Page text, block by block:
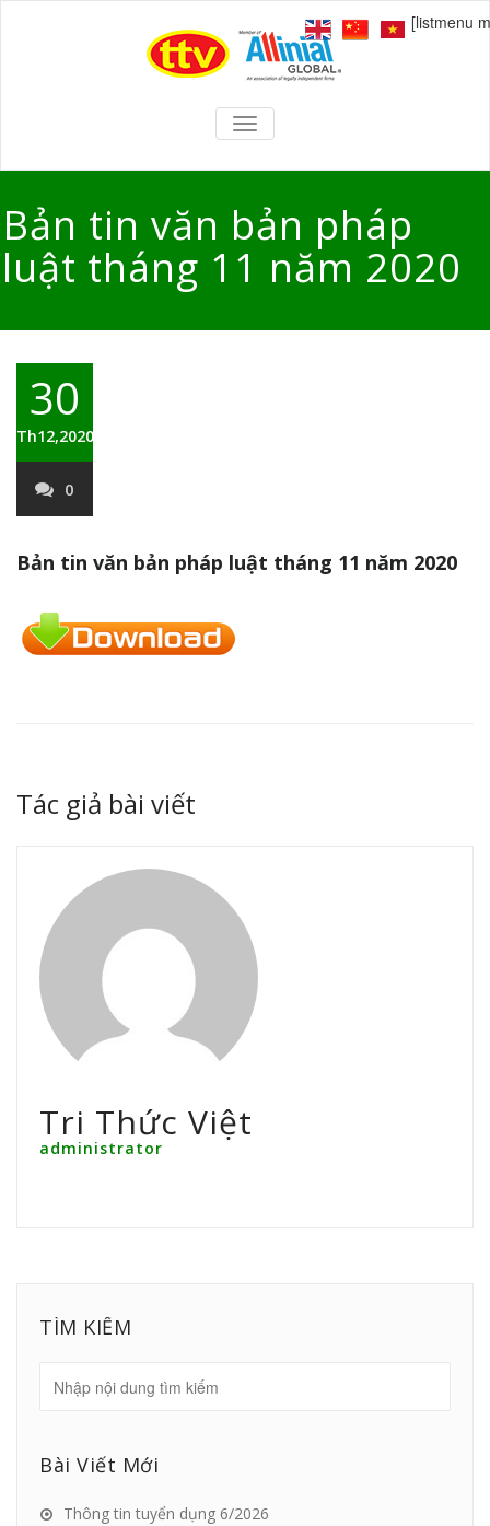
TOGGLE
NAVIGATION
Bản tin văn bản pháp
luật tháng 11 năm 2020
30
Th12,2020
0
Bản tin văn bản pháp luật tháng 11 năm 2020
Tác giả bài viết
Tri Thức Việt
administrator
TÌM KIẾM
Bài Viết Mới
Thông tin tuyển dụng 6/2026
[listmenu